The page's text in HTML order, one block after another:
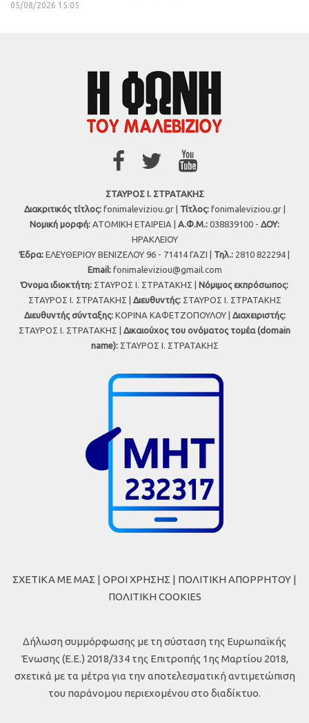
05/08/2026 15:05
ΣΤΑΥΡΟΣ Ι. ΣΤΡΑΤΑΚΗΣ
Διακριτικός τίτλος:fonimaleviziou.gr | Τίτλος:fonimaleviziou.gr |
Νομική μορφή: ΑΤΟΜΙΚΗ ΕΤΑΙΡΕΙΑ | Α.Φ.Μ.: 038839100 - ΔΟΥ:
ΗΡΑΚΛΕΙΟΥ
Έδρα: ΕΛΕΥΘΕΡΙΟΥ ΒΕΝΙΖΕΛΟΥ 96 - 71414 ΓΑΖΙ | Τηλ.: 2810 822294 |
Εmail: fonimaleviziou@gmail.com
Όνομα ιδιοκτήτη: ΣΤΑΥΡΟΣ Ι. ΣΤΡΑΤΑΚΗΣ | Νόμιμος εκπρόσωπος:
ΣΤΑΥΡΟΣ Ι. ΣΤΡΑΤΑΚΗΣ | Διευθυντής:ΣΤΑΥΡΟΣ Ι. ΣΤΡΑΤΑΚΗΣ
Διευθυντής σύνταξης:ΚΟΡΙΝΑ ΚΑΦΕΤΖΟΠΟΥΛΟΥ | Διαχειριστής:
ΣΤΑΥΡΟΣ Ι. ΣΤΡΑΤΑΚΗΣ | Δικαιούχος του ονόματος τομέα (domain
name):ΣΤΑΥΡΟΣ Ι. ΣΤΡΑΤΑΚΗΣ
ΣΧΕΤΙΚΑ ΜΕ ΜΑΣ | ΟΡΟΙ ΧΡΗΣΗΣ | ΠΟΛΙΤΙΚΗ ΑΠΟΡΡΗΤΟΥ |
ΠΟΛΙΤΙΚΗ COOKIES
Δήλωση συμμόρφωσης με τη σύσταση της Ευρωπαϊκής
Ένωσης (Ε.Ε.) 2018/334 της Επιτροπής 1ης Μαρτίου 2018,
σχετικά με τα μέτρα για την αποτελεσματική αντιμετώπιση
του παράνομου περιεχομένου στο διαδίκτυο.